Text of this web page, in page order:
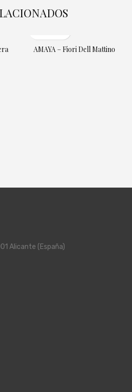
AMAYA – Fiori Dell Mattino
Alicante (España)